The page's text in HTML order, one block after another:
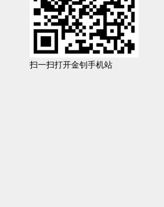
扫一扫打开金钊手机站